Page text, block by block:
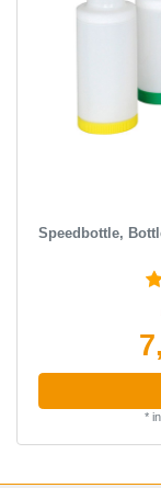
Speedbottle,
*